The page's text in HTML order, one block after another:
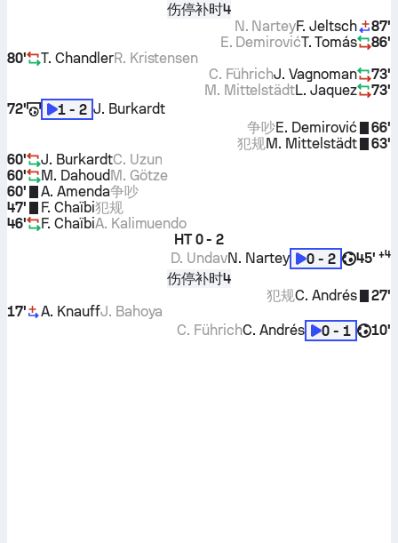
伤停补时4
87'
F. Jeltsch
N. Nartey
86'
T. Tomás
E. Demirović
80'
T. ChandlerR. Kristensen
73'
J. Vagnoman
C. Führich
73'
L. Jaquez
M. Mittelstädt
72'
1 - 2 J. Burkardt
66'
E. Demirović
争吵
63'
M. Mittelstädt
犯规
60'
J. BurkardtC. Uzun
60'
M. DahoudM. Götze
60'
A. Amenda争吵
47'
F. Chaïbi犯规
46'
F. ChaïbiA. Kalimuendo
HT 0 - 2
45' +4
0 - 2
N. Nartey
D. Undav
伤停补时4
27'
C. Andrés
犯规
17'
A. KnauffJ. Bahoya
10'
0 - 1
C. Andrés
C. Führich